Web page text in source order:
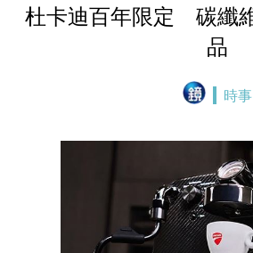
杜卡迪百年限定 碳纖
品
時事